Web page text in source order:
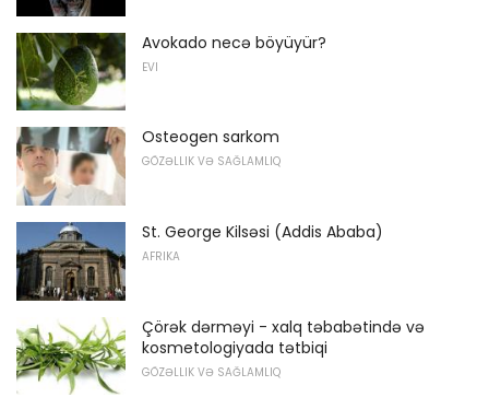
Avokado necə böyüyür?
EVI
Osteogen sarkom
GÖZƏLLIK VƏ SAĞLAMLIQ
St. George Kilsəsi (Addis Ababa)
AFRIKA
Çörək dərməyi - xalq təbabətində və
kosmetologiyada tətbiqi
GÖZƏLLIK VƏ SAĞLAMLIQ